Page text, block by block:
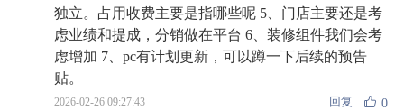
独立。占用收费主要是指哪些呢 5、门店主要还是考
虑业绩和提成，分销做在平台 6、装修组件我们会考
虑增加 7、pc有计划更新，可以蹲一下后续的预告
贴。
2026-02-26 09:27:43 回复 0